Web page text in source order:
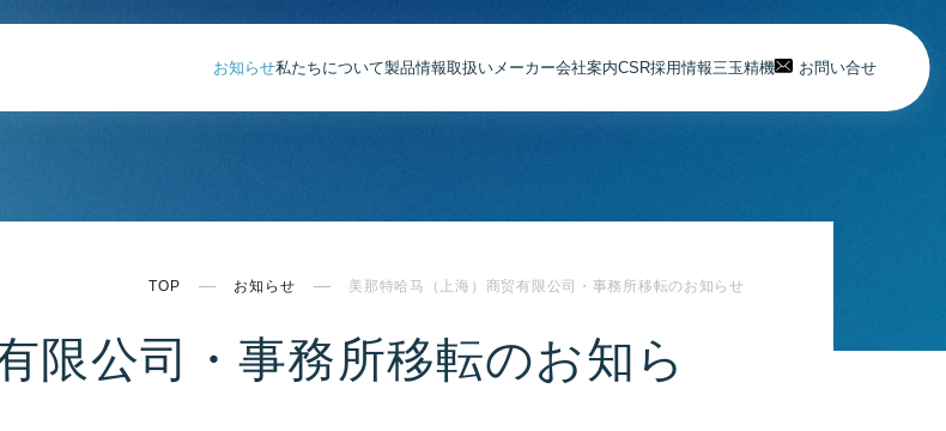
お知らせ私たちについて製品情報取扱いメーカー会社案内CSR採用情報三玉精機 お問い合せ
TOP お知らせ 美那特哈马（上海）商贸有限公司・事務所移転のお知らせ
限公司・事務所移転のお知ら